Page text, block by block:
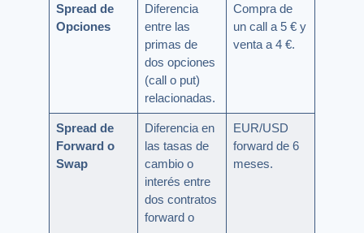
Spread de
Opciones
Diferencia
entre las
primas de
dos opciones
(call o put)
relacionadas.
Compra de
un call a 5 € y
venta a 4 €.
Spread de
Forward o
Swap
Diferencia en
las tasas de
cambio o
interés entre
dos contratos
forward o
EUR/USD
forward de 6
meses.